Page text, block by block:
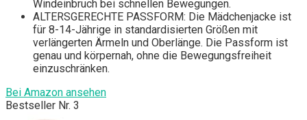
Windeinbruch bei schnellen Bewegungen.
ALTERSGERECHTE PASSFORM: Die Mädchenjacke ist
für 8-14-Jährige in standardisierten Größen mit
verlängerten Ärmeln und Oberlänge. Die Passform ist
genau und körpernah, ohne die Bewegungsfreiheit
einzuschränken.
Bei Amazon ansehen
Bestseller Nr. 3